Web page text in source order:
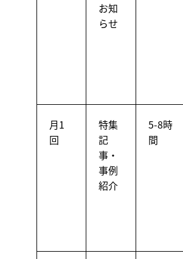
お知
らせ
月1
回
特集
記
事・
事例
紹介
5-8時
間